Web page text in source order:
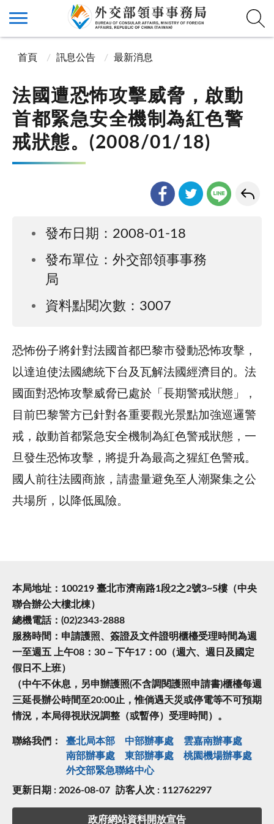
首頁 訊息公告 最新消息
法國遭恐怖攻擊威脅，啟動
首都緊急安全機制為紅色警
戒狀態。(2008/01/18)
發布日期：2008-01-18
發布單位：外交部領事事務
局
資料點閱次數：3007
恐怖份子將針對法國首都巴黎市發動恐怖攻擊，
以達迫使法國總統下台及瓦解法國經濟目的。法
國面對恐怖攻擊威脅已處於「長期警戒狀態」，
目前巴黎警方已針對各重要觀光景點加強巡邏警
戒，啟動首都緊急安全機制為紅色警戒狀態，一
旦發生恐怖攻擊，將提升為最高之猩紅色警戒。
國人前往法國商旅，請盡量避免至人潮聚集之公
共場所，以降低風險。
本局地址：100219 臺北市濟南路1段2之2號3~5樓（中央
聯合辦公大樓北棟）
總機電話：(02)2343-2888
服務時間：申請護照、簽證及文件證明櫃檯受理時間為週
一至週五 上午08：30－下午17：00（週六、週日及國定
假日不上班）
（中午不休息，另申辦護照(不含調閱護照申請書)櫃檯每週
三延長辦公時間至20:00止，惟倘遇天災或停電等不可預期
情況，本局得視狀況調整（或暫停）受理時間）。
聯絡我們： 臺北局本部 中部辦事處
雲嘉南辦事處
南部辦事處
東部辦事處
桃園機場辦事處
外交部緊急聯絡中⼼
更新日期 : 2026-08-07 訪客人次 : 112762297
政府網站資料開放宣告